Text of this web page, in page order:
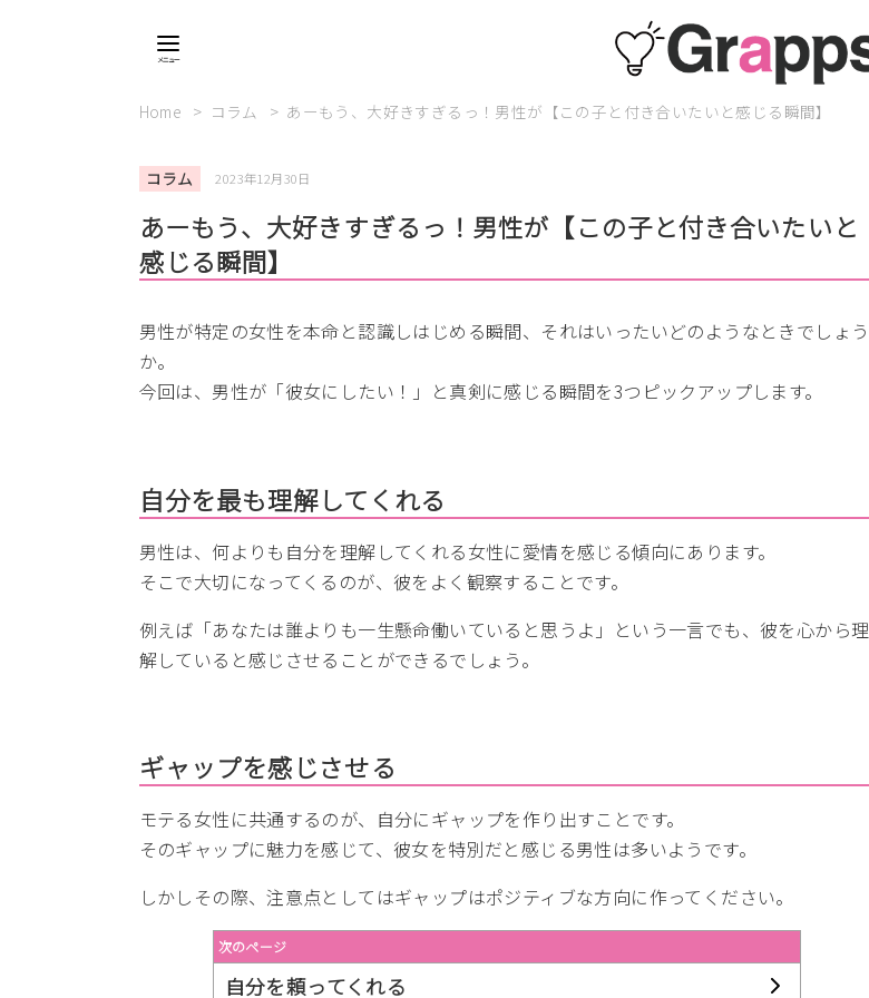
Home コラム あーもう、大好きすぎるっ！男性が【この子と付き合いたいと感じる瞬間】
コラム 2023年12月30日
あーもう、大好きすぎるっ！男性が【この子と付き合いたいと
感じる瞬間】
男性が特定の女性を本命と認識しはじめる瞬間、それはいったいどのようなときでしょう
か。
今回は、男性が「彼女にしたい！」と真剣に感じる瞬間を3つピックアップします。
自分を最も理解してくれる
男性は、何よりも自分を理解してくれる女性に愛情を感じる傾向にあります。
そこで大切になってくるのが、彼をよく観察することです。
例えば「あなたは誰よりも一生懸命働いていると思うよ」という一言でも、彼を心から理
解していると感じさせることができるでしょう。
ギャップを感じさせる
モテる女性に共通するのが、自分にギャップを作り出すことです。
そのギャップに魅力を感じて、彼女を特別だと感じる男性は多いようです。
しかしその際、注意点としてはギャップはポジティブな方向に作ってください。
次のページ
自分を頼ってくれる